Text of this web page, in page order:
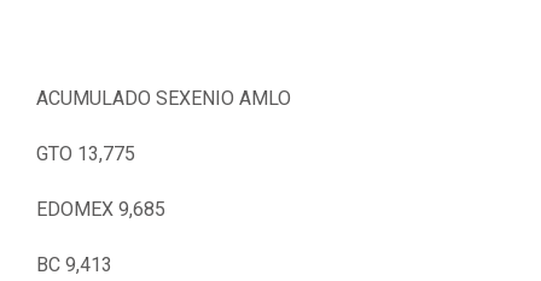
ACUMULADO SEXENIO AMLO
GTO 13,775
EDOMEX 9,685
BC 9,413